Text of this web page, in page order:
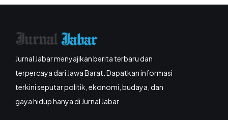
Jurnal Jabar menyajikan berita terbaru dan
terpercaya dari Jawa Barat. Dapatkan informasi
terkini seputar politik, ekonomi, budaya, dan
gaya hidup hanya di Jurnal Jabar